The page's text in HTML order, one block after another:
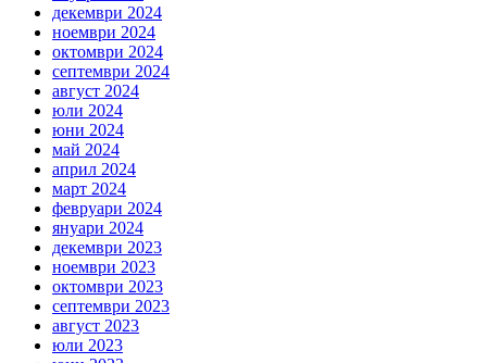
декември 2024
ноември 2024
октомври 2024
септември 2024
август 2024
юли 2024
юни 2024
май 2024
април 2024
март 2024
февруари 2024
януари 2024
декември 2023
ноември 2023
октомври 2023
септември 2023
август 2023
юли 2023